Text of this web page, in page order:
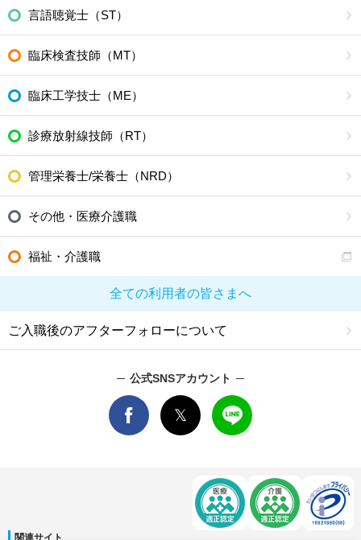
言語聴覚士（ST）
臨床検査技師（MT）
臨床工学技士（ME）
診療放射線技師（RT）
管理栄養士/栄養士（NRD）
その他・医療介護職
福祉・介護職
全ての利用者の皆さまへ
ご入職後のアフターフォローについて
公式SNSアカウント